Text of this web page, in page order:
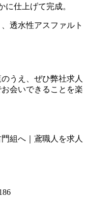
に仕上げて完成。
透水性アスファルト
うえ、ぜひ弊社求人
会いできることを楽
組へ｜鳶職人を求人